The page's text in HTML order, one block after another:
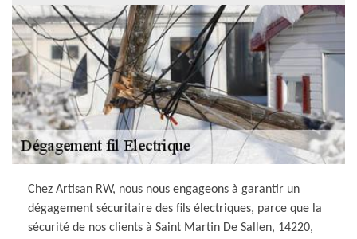
Chez Artisan RW, nous nous engageons à garantir un
dégagement sécuritaire des fils électriques, parce que la
sécurité de nos clients à Saint Martin De Sallen, 14220,